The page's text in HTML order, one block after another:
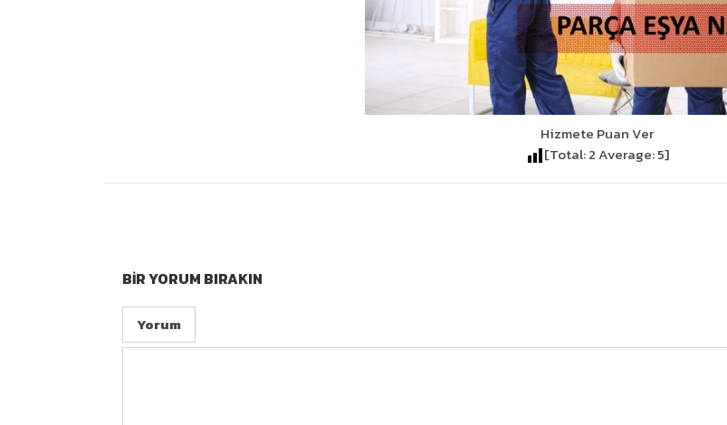
Hizmete Puan Ver
[Total:2Average:5]
BIR YORUM BIRAKIN
Yorum